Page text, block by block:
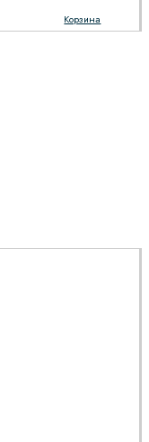
Корзина